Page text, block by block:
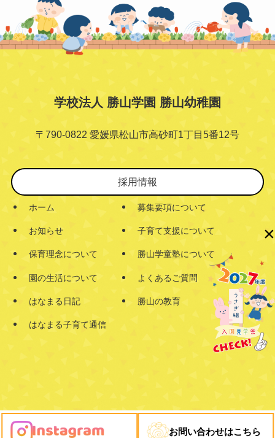
学校法人 勝山学園 勝山幼稚園
〒790-0822 愛媛県松山市高砂町1丁目5番12号
採用情報
ホーム
お知らせ
保育理念について
園の生活について
はなまる日記
はなまる子育て通信
募集要項について
子育て支援について
勝山学童塾について
よくあるご質問
勝山の教育
©学校法人 勝山学園 勝山幼稚園お問い合わせはこちら
×